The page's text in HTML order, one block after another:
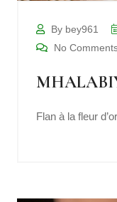
By bey961
No
Flan à la fleur